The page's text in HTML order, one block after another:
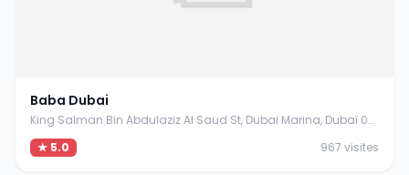
Baba Dubai
King Salman Bin Abdulaziz Al Saud St, Dubai Marina, Dubaï 00000 Émirats arabes unis
★ 5.0
967 visites